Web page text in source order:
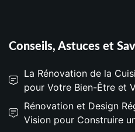
Conseils, Astuces et
La Rénovation de la
pour Votre Bien-Être et
Rénovation et Design
Vision pour Construire